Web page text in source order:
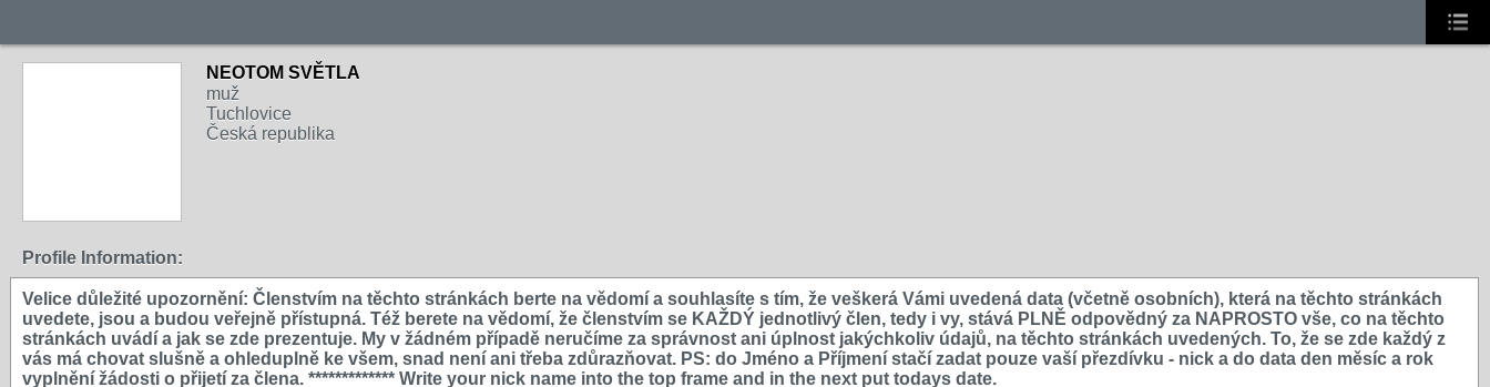
NEOTOM SVĚTLA
muž
Tuchlovice
Česká republika
Profile Information:
Velice důležité upozornění: Členstvím na těchto stránkách berte na vědomí a souhlasíte s tím, že veškerá Vámi uvedená data (včetně osobních), která na těchto stránkách
uvedete, jsou a budou veřejně přístupná. Též berete na vědomí, že členstvím se KAŽDÝ jednotlivý člen, tedy i vy, stává PLNĚ odpovědný za NAPROSTO vše, co na těchto
stránkách uvádí a jak se zde prezentuje. My v žádném případě neručíme za správnost ani úplnost jakýchkoliv údajů, na těchto stránkách uvedených. To, že se zde každý z
vás má chovat slušně a ohleduplně ke všem, snad není ani třeba zdůrazňovat. PS: do Jméno a Příjmení stačí zadat pouze vaší přezdívku - nick a do data den měsíc a rok
vyplnění žádosti o přijetí za člena. ************* Write your nick name into the top frame and in the next put todays date.